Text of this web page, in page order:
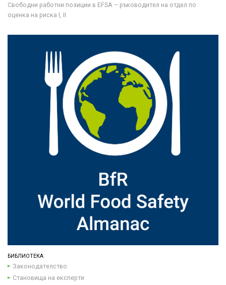
Свободни работни позиции в EFSA – ръководител на отдел по
оценка на риска I, II
БИБЛИОТЕКА
Законодателство
Становища на експерти